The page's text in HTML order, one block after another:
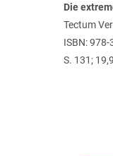
Die
Tectum
ISBN:
S. 131;